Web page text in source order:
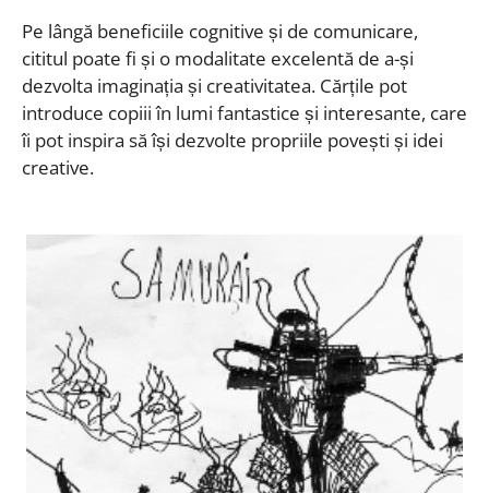
Pe lângă beneficiile cognitive și de comunicare,
cititul poate fi și o modalitate excelentă de a-și
dezvolta imaginația și creativitatea. Cărțile pot
introduce copiii în lumi fantastice și interesante, care
îi pot inspira să își dezvolte propriile povești și idei
creative.